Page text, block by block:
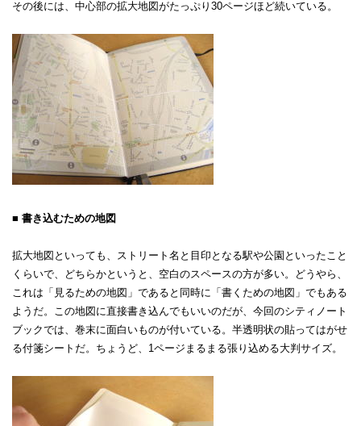
その後には、中心部の拡大地図がたっぷり30ページほど続いている。
■ 書き込むための地図
拡大地図といっても、ストリート名と目印となる駅や公園といったこと
くらいで、どちらかというと、空白のスペースの方が多い。どうやら、
これは「見るための地図」であると同時に「書くための地図」でもある
ようだ。この地図に直接書き込んでもいいのだが、今回のシティノート
ブックでは、巻末に面白いものが付いている。半透明状の貼ってはがせ
る付箋シートだ。ちょうど、1ページまるまる張り込める大判サイズ。